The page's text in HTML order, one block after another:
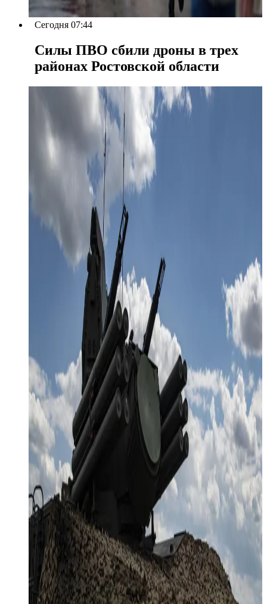
Сегодня 07:44
Силы ПВО сбили дроны в трех
районах Ростовской области